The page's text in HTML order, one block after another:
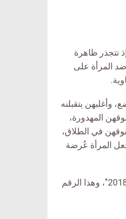
تتجذر ظاهرة
المرأة على
وأغلبهن يتقبلنه
المهدورة،
في الطلاق،
المرأة عُرضة
تقدر الأمم المتحدة أن “هناك 3 ملايين امرأة وفتاة تقريباً معرضات لخطر العنف في 2018″، وهذا الرقم